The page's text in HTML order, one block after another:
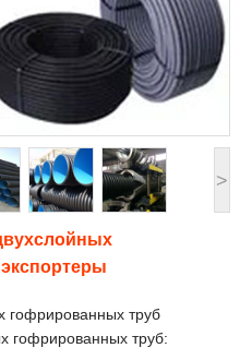
>
гофрированных труб
гофрированных труб: